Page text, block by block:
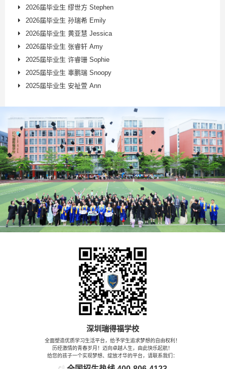
2026届毕业生 缪世方 Stephen
2026届毕业生 孙瑞希 Emily
2026届毕业生 黄亚慧 Jessica
2026届毕业生 张睿轩 Amy
2025届毕业生 许睿珊 Sophie
2025届毕业生 辜鹏瑞 Snoopy
2025届毕业生 安祉萱 Ann
深圳瑞得福学校
全面塑造优质学习生活平台，给予学生追求梦想的自由权利！
历经激情的青春岁月！迈向卓越人生，由此快乐起航！
给您的孩子一个实现梦想、绽放才华的平台，请联系我们：